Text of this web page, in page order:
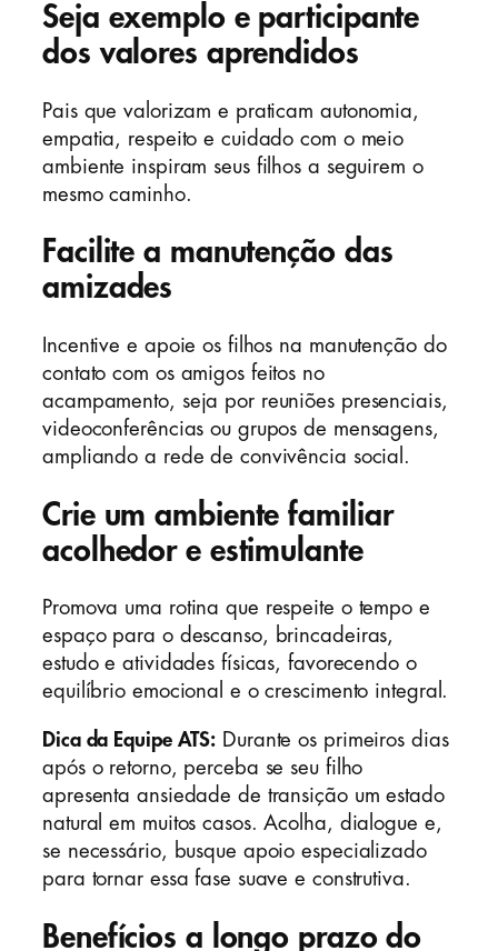
Seja exemplo e participante
dos valores aprendidos
Pais que valorizam e praticam autonomia,
empatia, respeito e cuidado com o meio
ambiente inspiram seus filhos a seguirem o
mesmo caminho.
Facilite a manutenção das
amizades
Incentive e apoie os filhos na manutenção do
contato com os amigos feitos no
acampamento, seja por reuniões presenciais,
videoconferências ou grupos de mensagens,
ampliando a rede de convivência social.
Crie um ambiente familiar
acolhedor e estimulante
Promova uma rotina que respeite o tempo e
espaço para o descanso, brincadeiras,
estudo e atividades físicas, favorecendo o
equilíbrio emocional e o crescimento integral.
Dica da Equipe ATS: Durante os primeiros dias
após o retorno, perceba se seu filho
apresenta ansiedade de transição um estado
natural em muitos casos. Acolha, dialogue e,
se necessário, busque apoio especializado
para tornar essa fase suave e construtiva.
Benefícios a longo prazo do